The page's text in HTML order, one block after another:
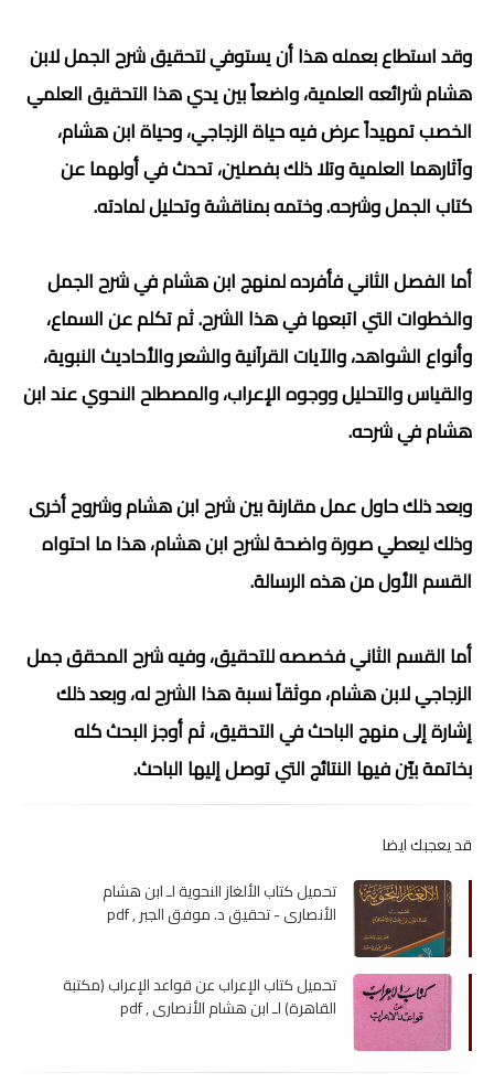
وقد استطاع بعمله هذا أن يستوفي لتحقيق شرح الجمل لابن
هشام شرائعه العلمية، واضعاً بين يدي هذا التحقيق العلمي
الخصب تمهيداً عرض فيه حياة الزجاجي، وحياة ابن هشام،
وآثارهما العلمية وتلا ذلك بفصلين، تحدث في أولهما عن
كتاب الجمل وشرحه. وختمه بمناقشة وتحليل لمادته.
أما الفصل الثاني فأفرده لمنهج ابن هشام في شرح الجمل
والخطوات التي اتبعها في هذا الشرح. ثم تكلم عن السماع،
وأنواع الشواهد، والآيات القرآنية والشعر والأحاديث النبوية،
والقياس والتحليل ووجوه الإعراب، والمصطلح النحوي عند ابن
هشام في شرحه.
وبعد ذلك حاول عمل مقارنة بين شرح ابن هشام وشروح أخرى
وذلك ليعطي صورة واضحة لشرح ابن هشام، هذا ما احتواه
القسم الأول من هذه الرسالة.
أما القسم الثاني فخصصه للتحقيق، وفيه شرح المحقق جمل
الزجاجي لابن هشام، موثقاً نسبة هذا الشرح له، وبعد ذلك
إشارة إلى منهج الباحث في التحقيق، ثم أوجز البحث كله
بخاتمة بيّن فيها النتائج التي توصل إليها الباحث.
قد يعجبك ايضا
تحميل كتاب الألغاز النحوية لـ ابن هشام
الأنصاري - تحقيق د. موفق الجبر , pdf
تحميل كتاب الإعراب عن قواعد الإعراب (مكتبة
القاهرة) لـ ابن هشام الأنصاري , pdf